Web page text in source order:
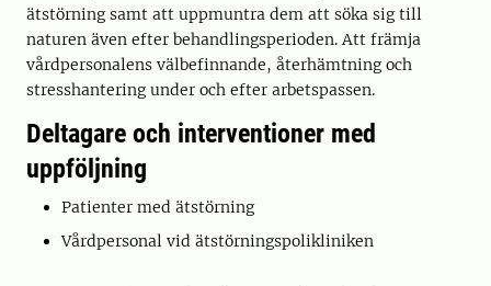
ätstörning samt att uppmuntra dem att söka sig till
naturen även efter behandlingsperioden. Att främja
vårdpersonalens välbefinnande, återhämtning och
stresshantering under och efter arbetspassen.
Deltagare och interventioner med
uppföljning
Patienter med ätstörning
Vårdpersonal vid ätstörningspolikliniken